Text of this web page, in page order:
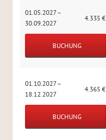
01.05.2027 –
30.09.2027
4.335 €
BUCHUNG
01.10.2027 –
18.12.2027
4.365 €
BUCHUNG